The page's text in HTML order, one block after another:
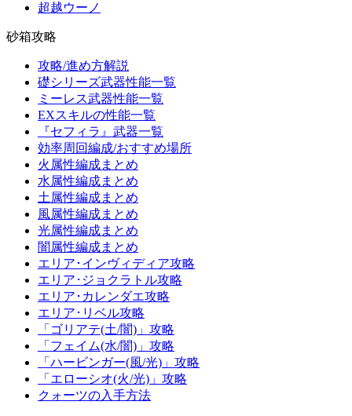
超越ウーノ
砂箱攻略
攻略/進め方解説
礎シリーズ武器性能一覧
ミーレス武器性能一覧
EXスキルの性能一覧
『セフィラ』武器一覧
効率周回編成/おすすめ場所
火属性編成まとめ
水属性編成まとめ
土属性編成まとめ
風属性編成まとめ
光属性編成まとめ
闇属性編成まとめ
エリア･インヴィディア攻略
エリア･ジョクラトル攻略
エリア･カレンダエ攻略
エリア･リベル攻略
「ゴリアテ(土/闇)」攻略
「フェイム(水/闇)」攻略
「ハービンガー(風/光)」攻略
「エローシオ(火/光)」攻略
クォーツの入手方法